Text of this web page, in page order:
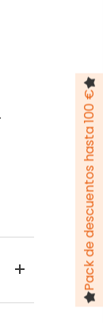
Pack de descuentos hasta 100 €